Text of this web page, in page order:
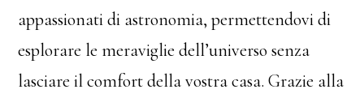
appassionati di astronomia, permettendovi di
esplorare le meraviglie dell’universo senza
lasciare il comfort della vostra casa. Grazie alla